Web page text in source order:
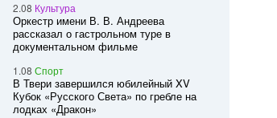
2.08 Культура
Оркестр имени В. В. Андреева
рассказал о гастрольном туре в
документальном фильме
1.08 Спорт
В Твери завершился юбилейный XV
Кубок «Русского Света» по гребле на
лодках «Дракон»